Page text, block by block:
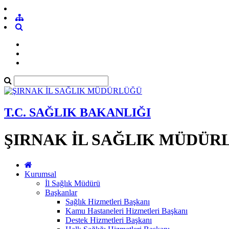
T.C. SAĞLIK BAKANLIĞI
ŞIRNAK İL SAĞLIK
Kurumsal
İl Sağlık Müdürü
Başkanlar
Sağlık Hizmetleri Başkanı
Kamu Hastaneleri Hizmetleri Başkanı
Destek Hizmetleri Başkanı